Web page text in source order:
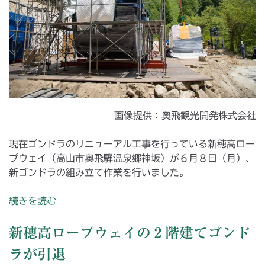
画像提供：奥飛観光開発株式会社
現在ゴンドラのリニューアル工事を行っている新穂高ロー
プウェイ（高山市奥飛騨温泉郷神坂）が６月８日（月）、
新ゴンドラの組み立て作業を行いました。
続きを読む
新穂高ロープウェイの２階建てゴンド
ラが引退